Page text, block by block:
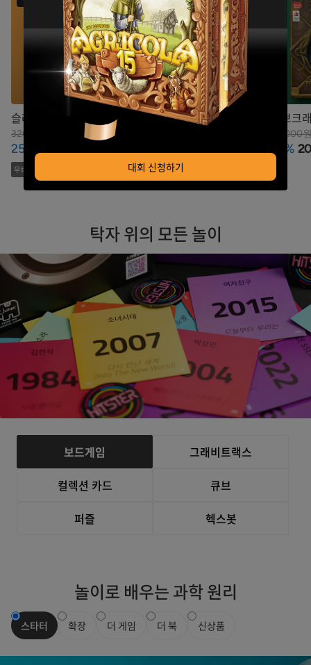
슬레이 더 스파이어
보드게임 콜렉터스
에디션
320,000원
25%
무료배송
클랭크 카타콤
무료배송
러브크
아컴호
32,000
35%
탁자 위의 모든 놀이
보드게임
그래비트랙스
컬렉션 카드
큐브
퍼즐
헥스봇
놀이로 배우는 과학 원리
스타터 확장 더 게임 더 북 신상품
대회 신청하기